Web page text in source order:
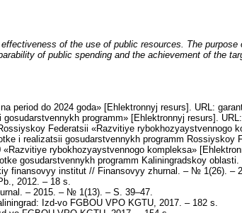
of the use of public resources. The
of public spending and the achievement of
do 2024 goda» [Ehlektronnyj resurs]. URL:
programm» [Ehlektronnyj resurs].
Federatsii «Razvitiye rybokhozyaystvennogo
realizatsii gosudarstvennykh programm
rybokhozyaystvennogo kompleksa»
programm Kaliningradskoy
finansovyy institut // Finansovyy zhurnal. – № 1(26). –
2012. – 18 s.
– 2015. – № 1(13). – S. 39–47.
Izd-vo FGBOU VPO KGTU, 2017. – 182 s.